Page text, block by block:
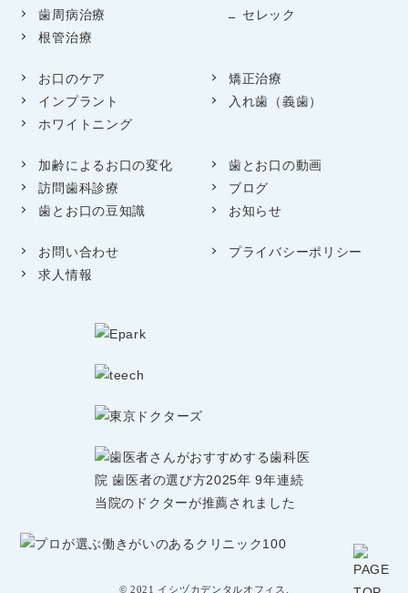
歯周病治療
根管治療
セレック
お口のケア
インプラント
ホワイトニング
矯正治療
入れ歯（義歯）
加齢によるお口の変化
訪問歯科診療
歯とお口の豆知識
歯とお口の動画
ブログ
お知らせ
お問い合わせ
求人情報
プライバシーポリシー
© 2021 イシヅカデンタルオフィス.